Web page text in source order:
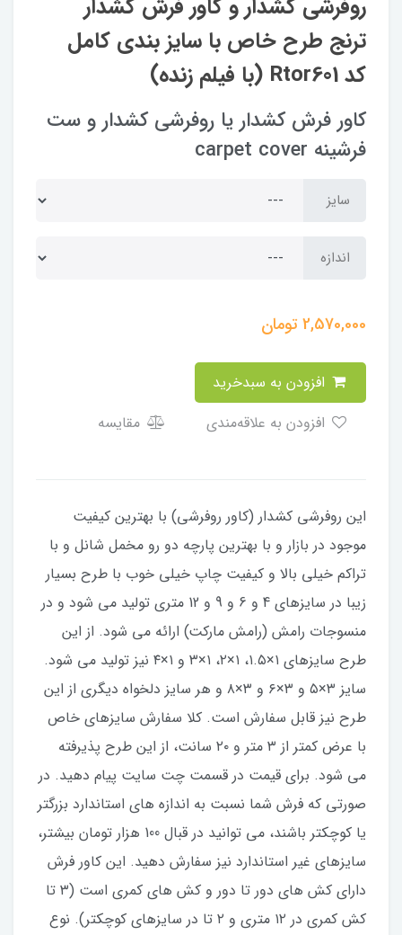
روفرشی کشدار و کاور فرش کشدار
ترنج طرح خاص با سایز بندی کامل
کد Rtor601 (با فیلم زنده)
کاور فرش کشدار یا روفرشی کشدار و ست
فرشینه carpet cover
سایز
اندازه
2,570,000تومان
مقایسه
​​​​​​​​این روفرشی کشدار (کاور روفرشی) با بهترین کیفیت
موجود در بازار و با بهترین پارچه دو رو مخمل شانل و با
تراکم خیلی بالا و کیفیت چاپ خیلی خوب با طرح بسیار
زیبا در سایزهای 4 و 6 و 9 و 12 متری تولید می شود و در
منسوجات رامش (رامش مارکت) ارائه می شود. از این
طرح سایزهای ۱×۱.۵، ۱×۲، ۱×۳ و ۱×۴ نیز تولید می شود.
سایز ۳×۵ و ۳×۶ و ۳×۸ و هر سایز دلخواه دیگری از این
طرح نیز قابل سفارش است. کلا سفارش سایزهای خاص
با عرض کمتر از ۳ متر و ۲۰ سانت، از این طرح پذیرفته
می شود. برای قیمت در قسمت چت سایت پیام دهید. در
صورتی که فرش شما نسبت به اندازه های استاندارد بزرگتر
یا کوچکتر باشند، می توانید در قبال 100 هزار تومان بیشتر،
سایزهای غیر استاندارد نیز سفارش دهید. این کاور فرش
دارای کش های دور تا دور و کش های کمری است (۳ تا
کش کمری در ۱۲ متری و ۲ تا در سایزهای کوچکتر). نوع